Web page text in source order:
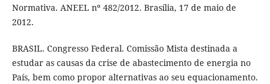
Normativa. ANEEL nº 482/2012. Brasília, 17 de maio de
2012.
BRASIL. Congresso Federal. Comissão Mista destinada a
estudar as causas da crise de abastecimento de energia no
País, bem como propor alternativas ao seu equacionamento.